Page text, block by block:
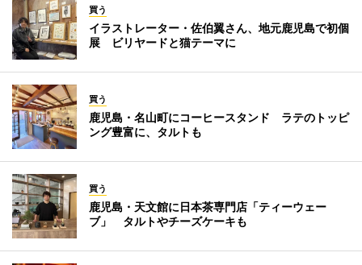
買う
イラストレーター・佐伯翼さん、地元鹿児島で初個
展 ビリヤードと猫テーマに
買う
鹿児島・名山町にコーヒースタンド ラテのトッピ
ング豊富に、タルトも
買う
鹿児島・天文館に日本茶専門店「ティーウェー
ブ」 タルトやチーズケーキも